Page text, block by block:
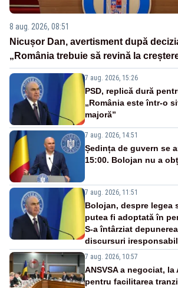
8 aug. 2026, 08:51
Nicușor Dan, avertisment după
„România trebuie să revină la
7 aug. 2026, 15:26
PSD, replică dură
„România este într-o
majoră”
7 aug. 2026, 14:51
Ședința de guvern se
15:00. Bolojan nu a
7 aug. 2026, 11:51
Bolojan, despre legea
putea fi adoptată în
S-a întârziat
discursuri
7 aug. 2026, 10:57
ANSVSA a negociat,
pentru facilitarea